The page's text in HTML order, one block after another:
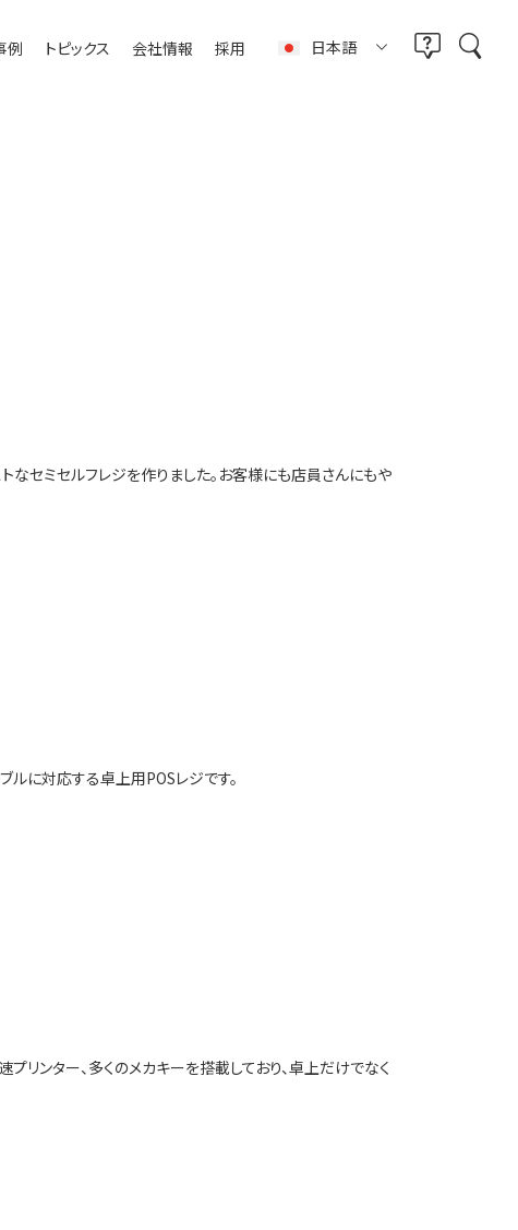
例 トピックス 会社情報 採用 日本語
セミセルフレジを作りました。お客様にも店員さんにもや
ルに対応する卓上用POSレジです。
リンター、多くのメカキーを搭載しており、卓上だけでなく